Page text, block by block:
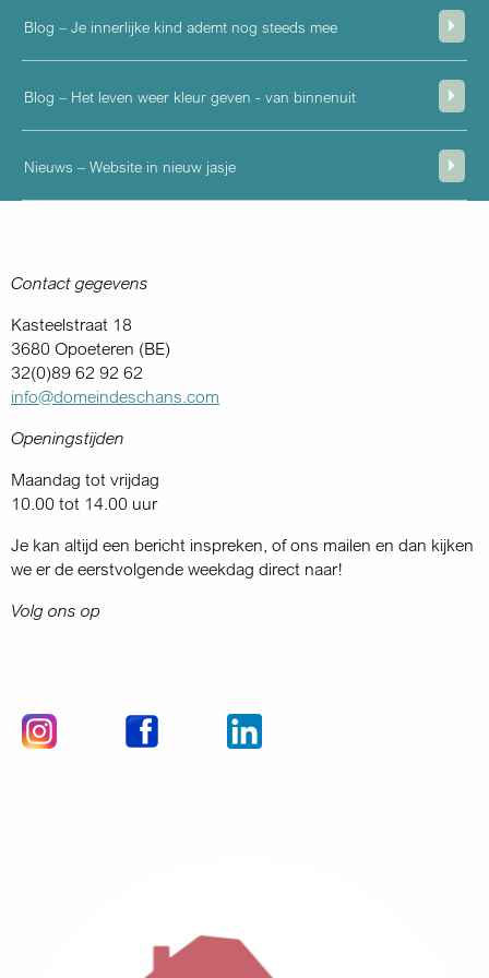
Blog – Je innerlijke kind ademt nog steeds mee
Blog – Het leven weer kleur geven - van binnenuit
Nieuws – Website in nieuw jasje
Contact gegevens
Kasteelstraat 18
3680 Opoeteren (BE)
32(0)89 62 92 62
info@domeindeschans.com
Openingstijden
Maandag tot vrijdag
10.00 tot 14.00 uur
Je kan altijd een bericht inspreken, of ons mailen en dan kijken
we er de eerstvolgende weekdag direct naar!
Volg ons op